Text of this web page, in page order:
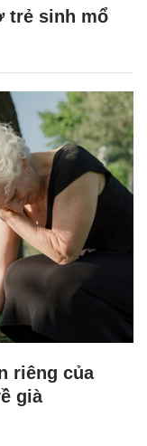
trẻ sinh mổ
riêng của
già